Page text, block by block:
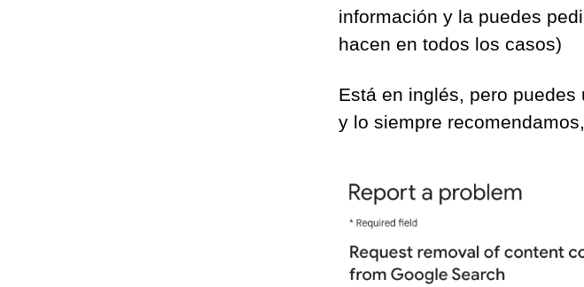
información y la puedes
hacen en todos los casos)
Está en inglés, pero
y lo siempre